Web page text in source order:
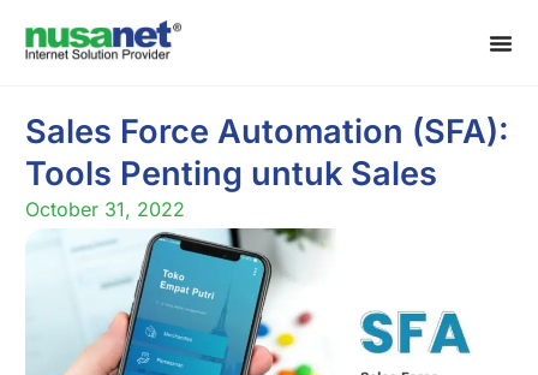
Sales Force Automation (SFA):
Tools Penting untuk Sales
October 31, 2022